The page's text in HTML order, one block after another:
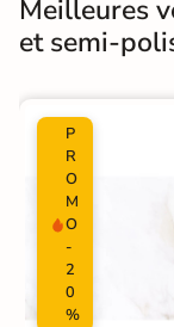
Meilleures
et semi-
P
R
O
M
O
-
2
0
%